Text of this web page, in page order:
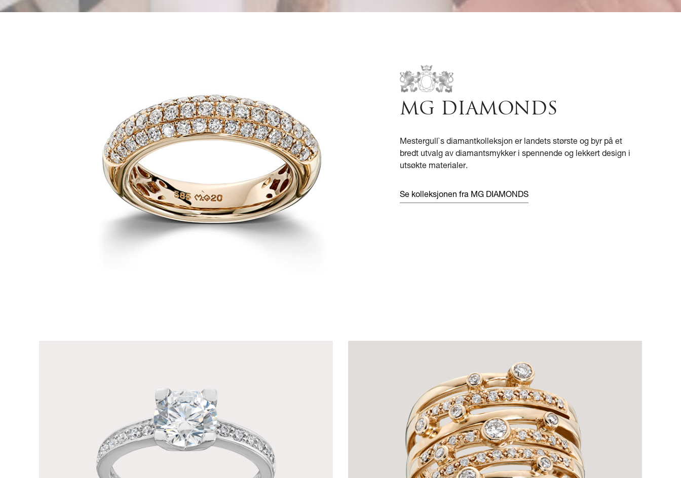
MG DIAMONDS
Mestergull`s diamantkolleksjon er landets største og byr på et
bredt utvalg av diamantsmykker i spennende og lekkert design i
Se kolleksjonen fra MG DIAMONDS